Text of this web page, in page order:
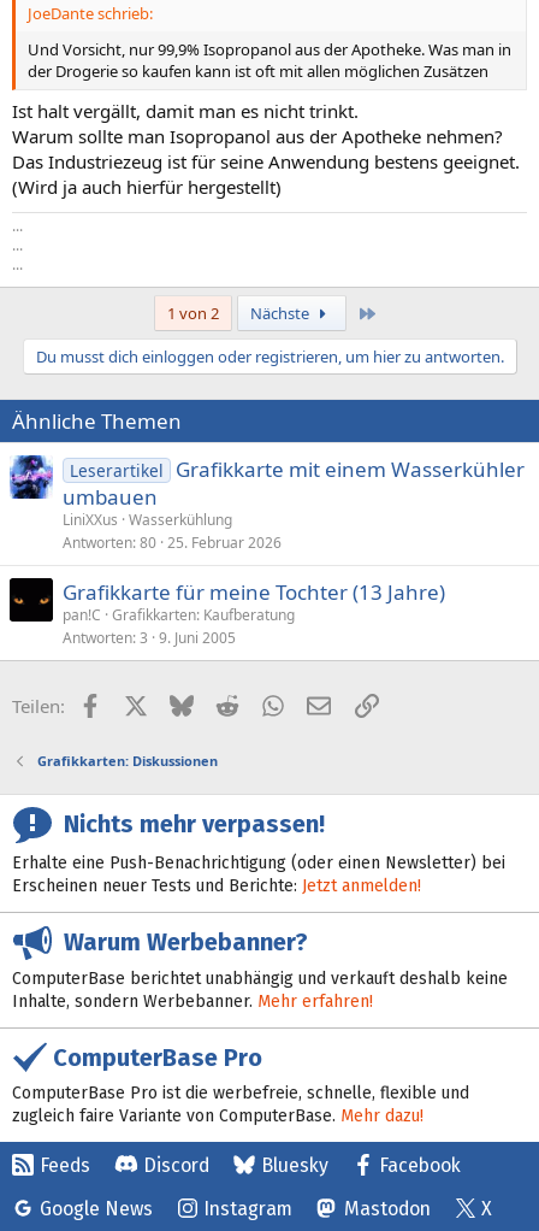
JoeDante schrieb:
Und Vorsicht, nur 99,9% Isopropanol aus der Apotheke. Was man in
der Drogerie so kaufen kann ist oft mit allen möglichen Zusätzen
Ist halt vergällt, damit man es nicht trinkt.
Warum sollte man Isopropanol aus der Apotheke nehmen?
Das Industriezeug ist für seine Anwendung bestens geeignet.
(Wird ja auch hierfür hergestellt)
...
...
...
1 von 2 Nächste
Du musst dich einloggen oder registrieren, um hier zu antworten.
Ähnliche Themen
Leserartikel
Grafikkarte mit einem Wasserkühler
umbauen
LiniXXus Wasserkühlung
Antworten 80 25. Februar 2026
Grafikkarte für meine Tochter (13 Jahre)
pan!C Grafikkarten: Kaufberatung
Antworten 3 9. Juni 2005
Teilen: FacebookX (Twitter)
BlueskyRedditWhatsApp
E-MailLink
Grafikkarten: Diskussionen
Nichts mehr verpassen!
Erhalte eine Push-Benachrichtigung (oder einen Newsletter) bei
Erscheinen neuer Tests und Berichte: Jetzt anmelden!
Warum Werbebanner?
ComputerBase berichtet unabhängig und verkauft deshalb keine
Inhalte, sondern Werbebanner. Mehr erfahren!
ComputerBase Pro
ComputerBase Pro ist die werbefreie, schnelle, flexible und
zugleich faire Variante von ComputerBase. Mehr dazu!
Feeds Discord Bluesky
Facebook
Google News
Instagram Mastodon X